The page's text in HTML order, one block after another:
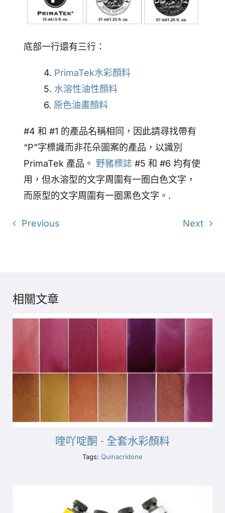
底部一行還有三行：
4. PrimaTek水彩顏料
5. 水溶性油性顏料
6. 原色油畫顏料
#4 和 #1 的產品名稱相同，因此請尋找帶有
“P”字標識而非花朵圖案的產品，以識別
PrimaTek 產品。 野豬標誌 #5 和 #6 均有使
用，但水溶型的文字周圍有一圈白色文字，
而原型的文字周圍有一圈黑色文字。.
Previous Next
相關文章
喹吖啶酮 - 全套水彩顏料
Tags: Quinacridone